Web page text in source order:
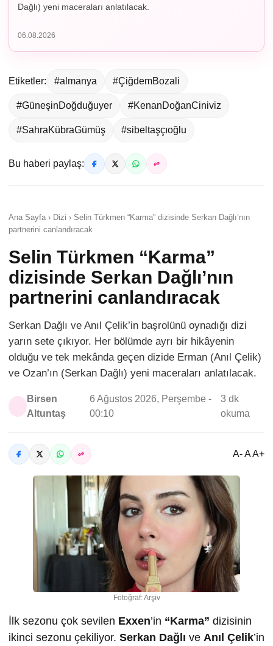
Dağlı) yeni maceraları anlatılacak.
06.08.2026
Etiketler: #almanya #ÇiğdemBozali
#GüneşinDoğduğuyer #KenanDoğanCiniviz
#SahraKübraGümüş #sibeltaşçıoğlu
Bu haberi paylaş:
Ana Sayfa › Dizi › Selin Türkmen “Karma” dizisinde Serkan Dağlı’nın
partnerini canlandıracak
Selin Türkmen “Karma”
dizisinde Serkan Dağlı’nın
partnerini canlandıracak
Serkan Dağlı ve Anıl Çelik’in başrolünü oynadığı dizi
yarın sete çıkıyor. Her bölümde ayrı bir hikâyenin
olduğu ve tek mekânda geçen dizide Erman (Anıl Çelik)
ve Ozan’ın (Serkan Dağlı) yeni maceraları anlatılacak.
Birsen
Altuntaş
6 Ağustos 2026, Perşembe -
00:10
3 dk
okuma
A- A A+
Fotoğraf: Arşiv
İlk sezonu çok sevilen Exxen’in “Karma” dizisinin
ikinci sezonu çekiliyor. Serkan Dağlı ve Anıl Çelik’in